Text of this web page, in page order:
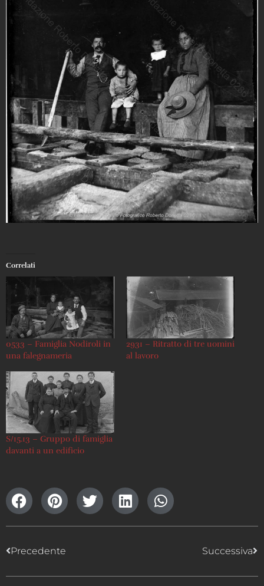
Correlati
0533 – Famiglia Nodiroli in
una falegnameria
2931 – Ritratto di tre uomini
al lavoro
S/15.13 – Gruppo di famiglia
davanti a un edificio
Precedente Successiva